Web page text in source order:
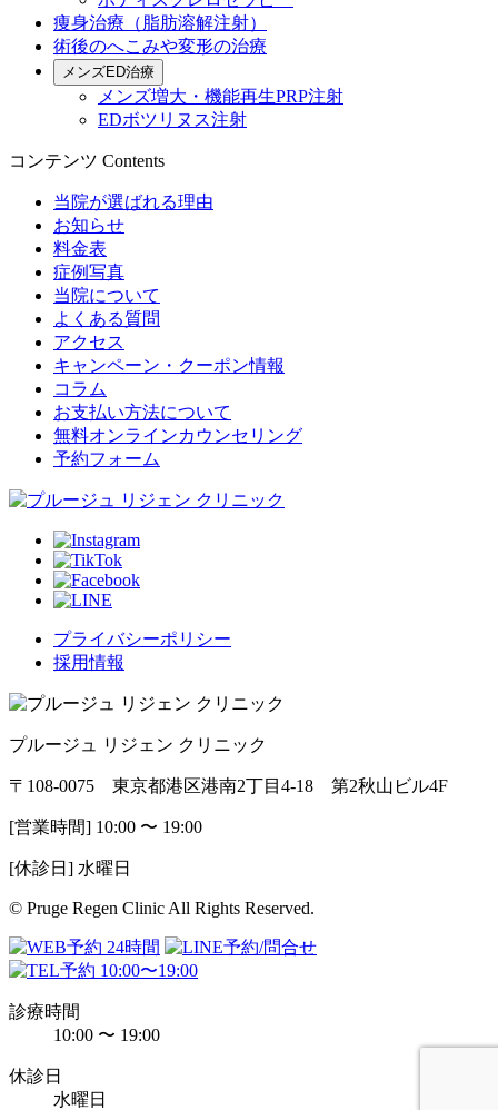
痩身治療（脂肪溶解注射）
術後のへこみや変形の治療
メンズED治療
メンズ増大・機能再生PRP注射
EDボツリヌス注射
コンテンツ Contents
当院が選ばれる理由
お知らせ
料金表
症例写真
当院について
よくある質問
アクセス
キャンペーン・クーポン情報
コラム
お支払い方法について
無料オンラインカウンセリング
予約フォーム
プライバシーポリシー
採用情報
プルージュ リジェン クリニック
〒108-0075 東京都港区港南2丁目4-18 第2秋山ビル4F
[営業時間] 10:00 〜 19:00
[休診日] 水曜日
© Pruge Regen Clinic All Rights Reserved.
診療時間
10:00 〜 19:00
休診日
水曜日